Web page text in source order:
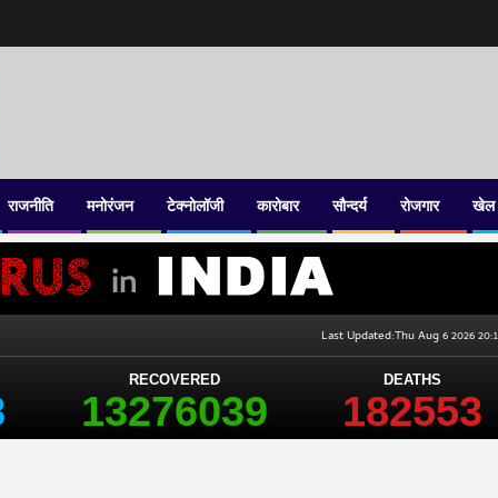
राजनीति मनोरंजन टेक्नोलॉजी कारोबार सौन्दर्य रोजगार खेल